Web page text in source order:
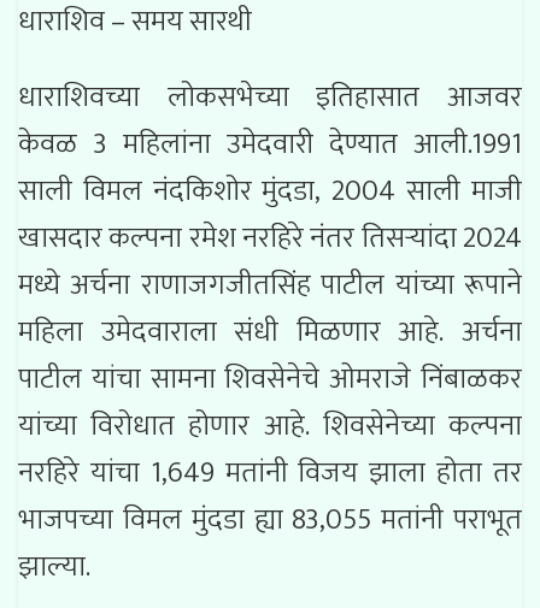
धाराशिव – समय सारथी
धाराशिवच्या लोकसभेच्या इतिहासात आजवर
केवळ 3 महिलांना उमेदवारी देण्यात आली.1991
साली विमल नंदकिशोर मुंदडा, 2004 साली माजी
खासदार कल्पना रमेश नरहिरे नंतर तिसऱ्यांदा 2024
मध्ये अर्चना राणाजगजीतसिंह पाटील यांच्या रूपाने
महिला उमेदवाराला संधी मिळणार आहे. अर्चना
पाटील यांचा सामना शिवसेनेचे ओमराजे निंबाळकर
यांच्या विरोधात होणार आहे. शिवसेनेच्या कल्पना
नरहिरे यांचा 1,649 मतांनी विजय झाला होता तर
भाजपच्या विमल मुंदडा ह्या 83,055 मतांनी पराभूत
झाल्या.